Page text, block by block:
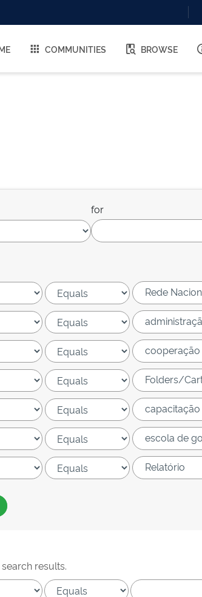
COMMUNITIES BROWSE
for
results.